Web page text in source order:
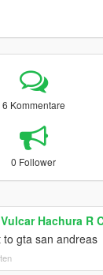
6 Kommentare
0 Follower
Vulcar Hachura R
to gta san andreas